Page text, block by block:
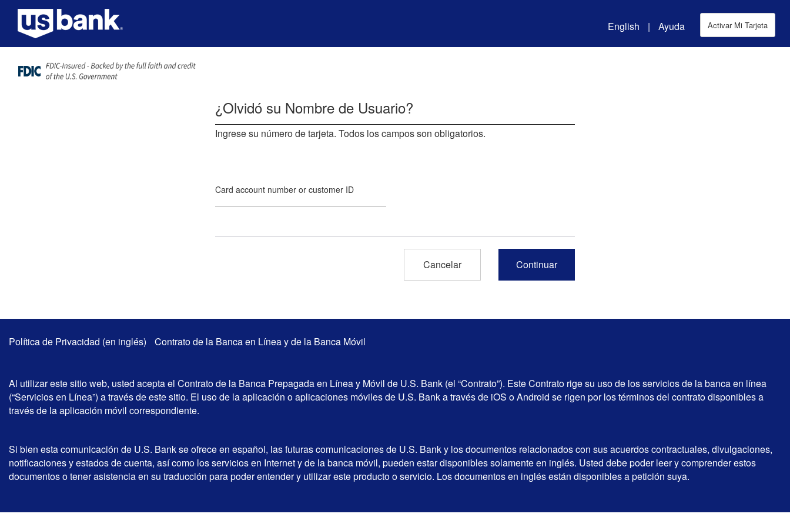
Saltar al contenido principal
English | Ayuda Activar Mi Tarjeta
¿Olvidó su Nombre de Usuario?
Ingrese su número de tarjeta. Todos los campos son obligatorios.
Card account number or customer ID
Política de Privacidad (en inglés) Contrato de la Banca en Línea y de la Banca Móvil
Al utilizar este sitio web, usted acepta el Contrato de la Banca Prepagada en Línea y Móvil de U.S. Bank (el “Contrato”). Este Contrato rige su uso de los servicios de la banca en línea
(“Servicios en Línea”) a través de este sitio. El uso de la aplicación o aplicaciones móviles de U.S. Bank a través de iOS o Android se rigen por los términos del contrato disponibles a
través de la aplicación móvil correspondiente.
Si bien esta comunicación de U.S. Bank se ofrece en español, las futuras comunicaciones de U.S. Bank y los documentos relacionados con sus acuerdos contractuales, divulgaciones,
notificaciones y estados de cuenta, así como los servicios en Internet y de la banca móvil, pueden estar disponibles solamente en inglés. Usted debe poder leer y comprender estos
documentos o tener asistencia en su traducción para poder entender y utilizar este producto o servicio. Los documentos en inglés están disponibles a petición suya.